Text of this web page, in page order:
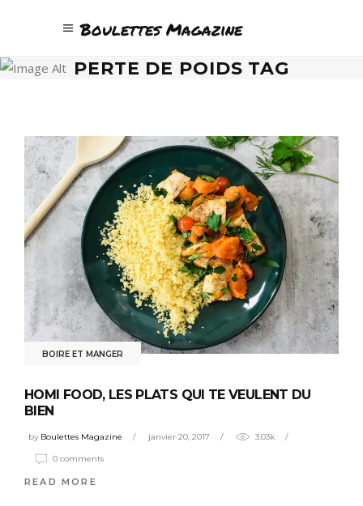
Boulettes Magazine
PERTE DE POIDS TAG
BOIRE ET MANGER
HOMI FOOD, LES PLATS QUI TE VEULENT DU
BIEN
by Boulettes Magazine janvier 20, 2017 3.03k
0 comments
READ MORE